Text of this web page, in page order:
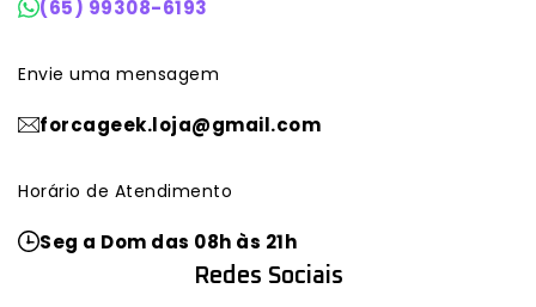
(65) 99308-6193
Envie uma mensagem
forcageek.loja@gmail.com
Horário de Atendimento
Seg a Dom das 08h às 21h
Redes Sociais